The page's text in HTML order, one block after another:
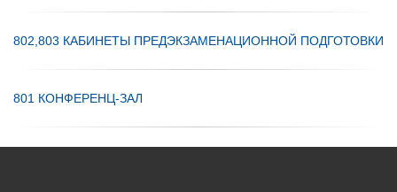
802,803 КАБИНЕТЫ ПРЕДЭКЗАМЕНАЦИОННОЙ ПОДГОТОВКИ
801 КОНФЕРЕНЦ-ЗАЛ